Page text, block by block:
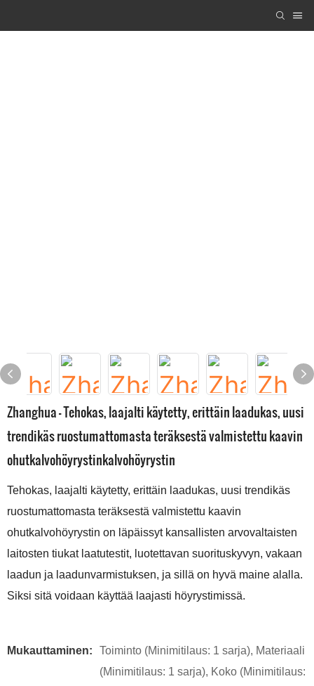
Zhanghua - Tehokas, laajalti käytetty, erittäin laadukas, uusi
trendikäs ruostumattomasta teräksestä valmistettu kaavin
ohutkalvohöyrystinkalvohöyrystin
Tehokas, laajalti käytetty, erittäin laadukas, uusi trendikäs
ruostumattomasta teräksestä valmistettu kaavin
ohutkalvohöyrystin on läpäissyt kansallisten arvovaltaisten
laitosten tiukat laatutestit, luotettavan suorituskyvyn, vakaan
laadun ja laadunvarmistuksen, ja sillä on hyvä maine alalla.
Siksi sitä voidaan käyttää laajasti höyrystimissä.
Mukauttaminen:
Toiminto (Minimitilaus: 1 sarja), Materiaali
(Minimitilaus: 1 sarja), Koko (Minimitilaus: